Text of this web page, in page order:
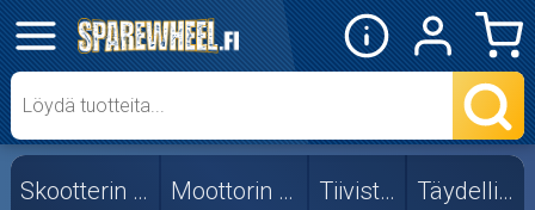
✕
Mopon osat
Skootterin osat
Skootterin osat Moottorin osat Tiivisteet Täydellinen